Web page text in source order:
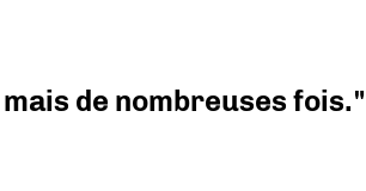
de nombreuses fois."